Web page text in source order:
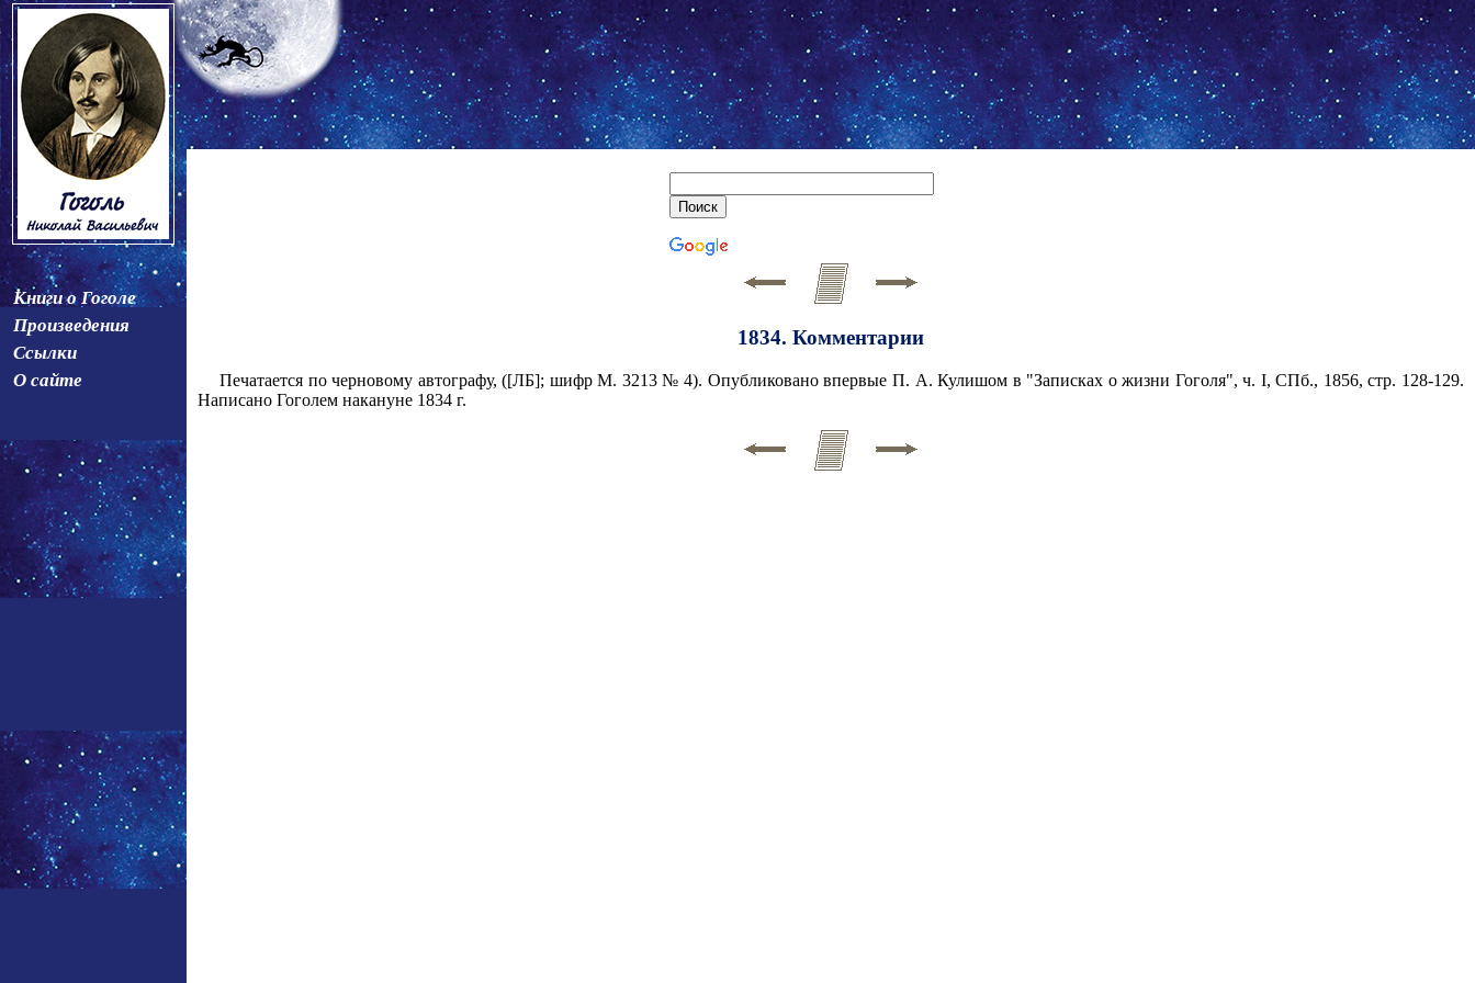
Книги о Гоголе
Произведения
Ссылки
О сайте
1834. Комментарии
Печатается по черновому автографу, ([ЛБ]; шифр М. 3213 № 4). Опубликовано впервые П. А. Кулишом в "Записках о жизни Гоголя", ч. I, СПб., 1856, стр. 128-129.
Написано Гоголем накануне 1834 г.